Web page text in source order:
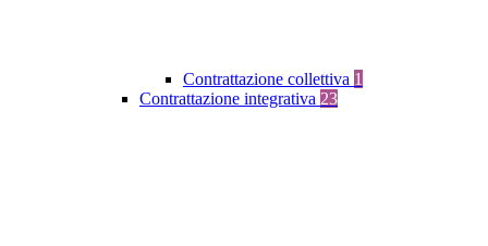
Contrattazione collettiva 1
Contrattazione integrativa 23